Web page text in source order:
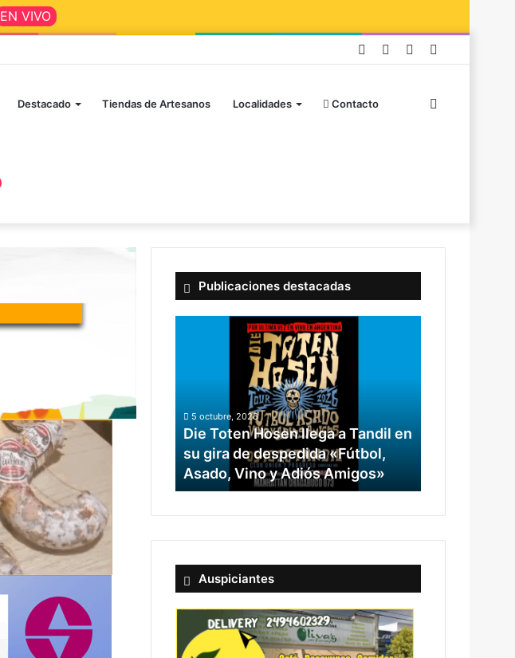
EN VIVO
Destacado Tiendas de Artesanos Localidades Contacto
Publicaciones destacadas
5 octubre, 2026
Die Toten Hosen llega a Tandil en
su gira de despedida «Fútbol,
Asado, Vino y Adiós Amigos»
Auspiciantes